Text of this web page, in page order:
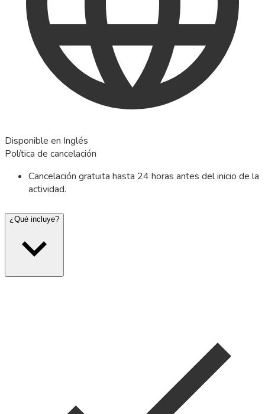
Disponible en Inglés
Política de cancelación
Cancelación gratuita hasta 24 horas antes del inicio de la
actividad.
¿Qué incluye?